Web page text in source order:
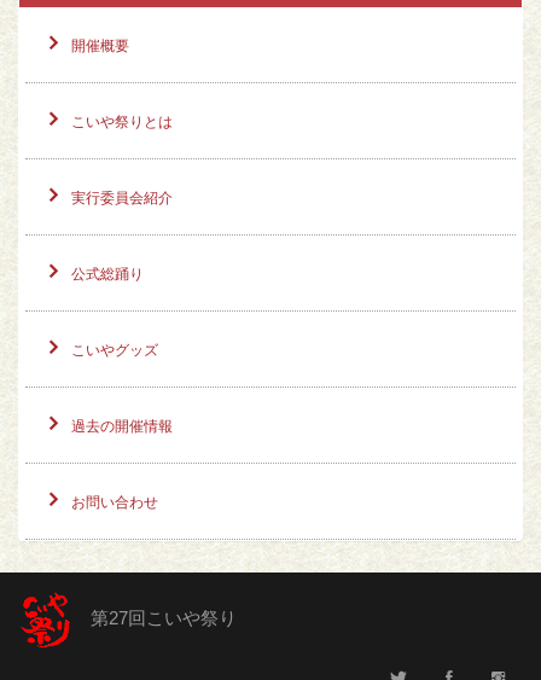
開催概要
こいや祭りとは
実行委員会紹介
公式総踊り
こいやグッズ
過去の開催情報
お問い合わせ
第27回こいや祭り